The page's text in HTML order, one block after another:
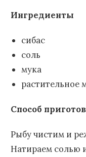
Ингредиенты
сибас
соль
мука
растительное
Способ
Рыбу чистим и
Натираем солью